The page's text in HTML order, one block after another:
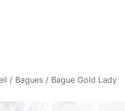
/ Bagues / Bague Gold Lady